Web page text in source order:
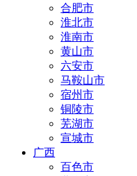
合肥市
淮北市
淮南市
黄山市
六安市
马鞍山市
宿州市
铜陵市
芜湖市
宣城市
广西
百色市